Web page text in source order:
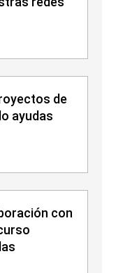
de
ayudas
con